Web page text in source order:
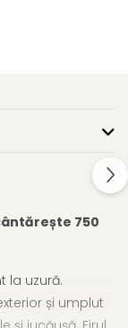
750
la uzură.
și umplut